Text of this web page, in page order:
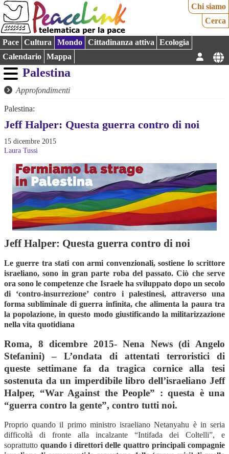
Chi siamo
Cerca
Pace Cultura Mondo Cittadinanza attiva
Ecologia
Calendario
Mappa
Palestina
Approfondimenti
Palestina:
Jeff Halper: Questa guerra contro di noi
15 dicembre 2015
Laura Tussi
Jeff Halper: Questa guerra contro di noi
Le guerre tra stati con armi convenzionali, sostiene lo scrittore
israeliano, sono in gran parte roba del passato. Ciò che serve
ora sono le competenze che Israele ha sviluppato dopo un secolo
di ‘contro-insurrezione’ contro i palestinesi, attraverso una
forma subliminale di guerra infinita, che alimenta la paura tra
la popolazione, in questo modo giustificando la militarizzazione
nella vita quotidiana
Roma, 8 dicembre 2015- Nena News (di Angelo
Stefanini) – L’ondata di attentati terroristici di
queste settimane fa da tragica cornice alla tesi
sostenuta da un imperdibile libro dell’israeliano Jeff
Halper, “War Against the People” : questa è una
“guerra contro la gente”, contro tutti noi.
Proprio quando il primo ministro israeliano Netanyahu è in seria
difficoltà di fronte alla incalzante “Intifada dei Coltelli”, e
soprattutto quando i direttori delle quattro principali compagnie